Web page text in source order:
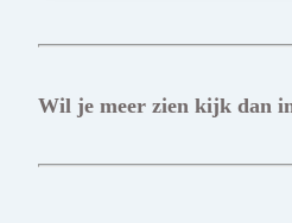
Wil je meer zien kijk dan